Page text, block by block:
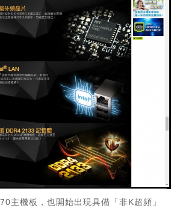
主機板，也開始出現具備「非K超頻」